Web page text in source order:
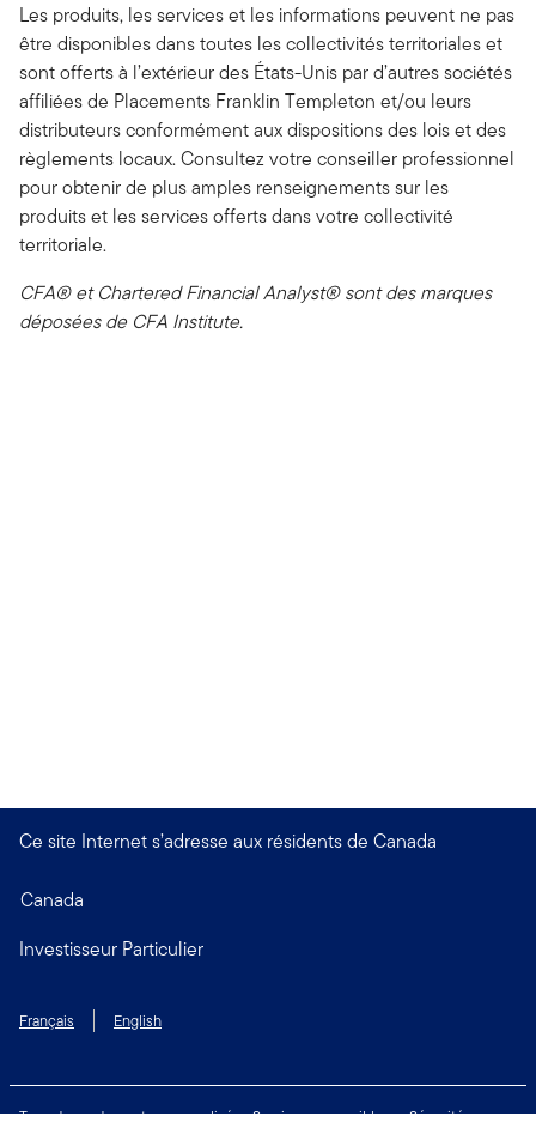
Les produits, les services et les informations peuvent ne pas
être disponibles dans toutes les collectivités territoriales et
sont offerts à l’extérieur des États-Unis par d’autres sociétés
affiliées de Placements Franklin Templeton et/ou leurs
distributeurs conformément aux dispositions des lois et des
règlements locaux. Consultez votre conseiller professionnel
pour obtenir de plus amples renseignements sur les
produits et les services offerts dans votre collectivité
territoriale.
CFA® et Chartered Financial Analyst® sont des marques
déposées de CFA Institute.
Ce site Internet s’adresse aux résidents de Canada
Canada
Investisseur Particulier
Français English
Taux de rendement personnalisé Services accessibles Sécurité